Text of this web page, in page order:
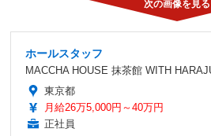
ホールスタッフ
MACCHA HOUSE 抹茶館 WITH
東京都
月給26万5,000円～40万円
正社員